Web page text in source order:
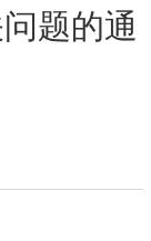
题的通